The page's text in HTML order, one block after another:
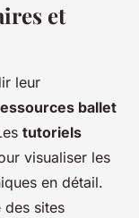
et
leur
ballet
tutoriels
visualiser les
en détail.
des sites